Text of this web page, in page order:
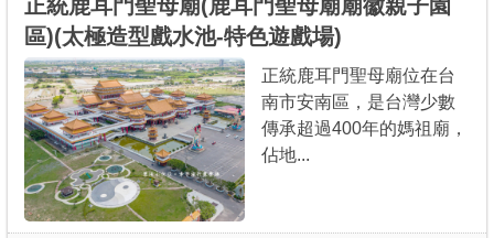
正統鹿耳門聖母廟(鹿耳門聖母廟廟徽親子園
區)(太極造型戲水池-特色遊戲場)
正統鹿耳門聖母廟位在台
南市安南區，是台灣少數
傳承超過400年的媽祖廟，
佔地...